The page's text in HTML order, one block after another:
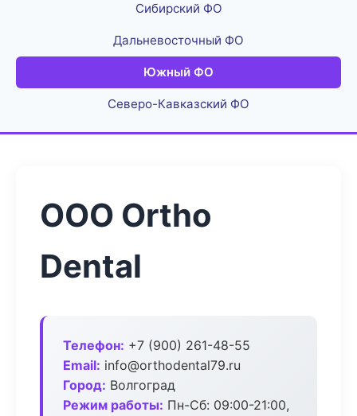
Сибирский ФО
Дальневосточный ФО
Южный ФО
Северо-Кавказский ФО
ООО Ortho
Dental
Телефон: +7 (900) 261-48-55
Email: info@orthodental79.ru
Город: Волгоград
Режим работы: Пн-Сб: 09:00-21:00,